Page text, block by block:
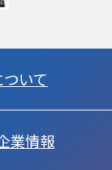
いて
業情報